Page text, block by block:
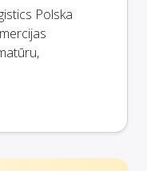
Polska